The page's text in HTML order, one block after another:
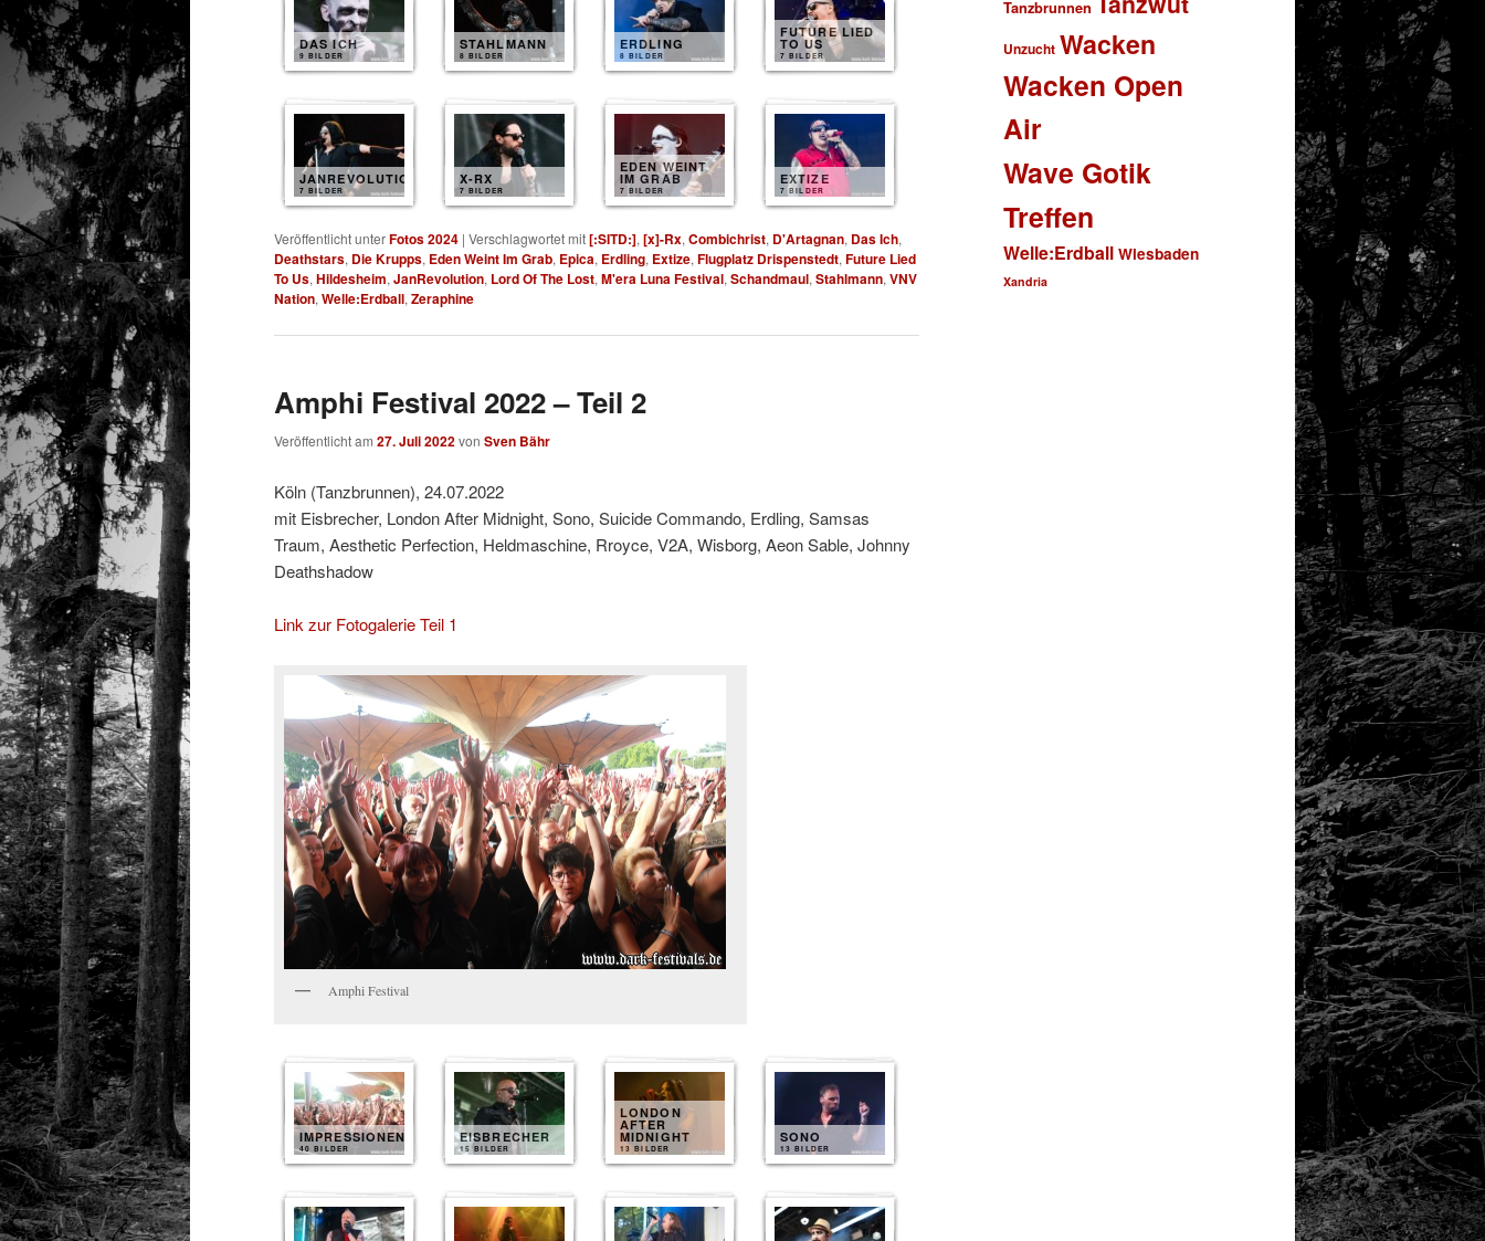
DAS ICH
9 BILDER
STAHLMANN
8 BILDER
ERDLING
8 BILDER
FUTURE LIED
TO US
7 BILDER
JANREVOLUTION
7 BILDER
X-RX
7 BILDER
EDEN WEINT
IM GRAB
7 BILDER
EXTIZE
7 BILDER
Veröffentlicht unterFotos 2024 | Verschlagwortet mit[:SITD:], [x]-Rx, Combichrist, D'Artagnan, Das Ich,
Deathstars, Die Krupps, Eden Weint Im Grab, Epica, Erdling, Extize, Flugplatz Drispenstedt, Future Lied
To Us, Hildesheim, JanRevolution, Lord Of The Lost, M'era Luna Festival, Schandmaul, Stahlmann, VNV
Nation, Welle:Erdball, Zeraphine
Amphi Festival 2022 – Teil 2
Veröffentlicht am 27. Juli 2022von Sven Bähr
Köln (Tanzbrunnen), 24.07.2022
mit Eisbrecher, London After Midnight, Sono, Suicide Commando, Erdling, Samsas
Traum, Aesthetic Perfection, Heldmaschine, Rroyce, V2A, Wisborg, Aeon Sable, Johnny
Deathshadow
Link zur Fotogalerie Teil 1
Amphi Festival
IMPRESSIONEN
40 BILDER
EISBRECHER
15 BILDER
LONDON
AFTER
MIDNIGHT
13 BILDER
SONO
13 BILDER
Tanzbrunnen
Unzucht Wacken
Wacken Open
Air
Wave Gotik
Treffen
Welle:Erdball Wiesbaden
Xandria